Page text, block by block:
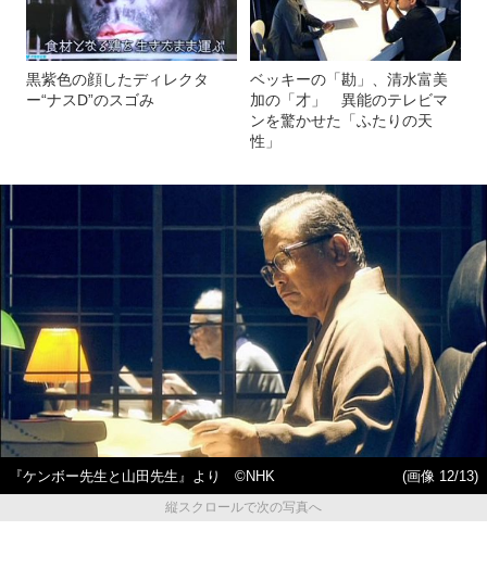
黒紫色の顔したディレクタ
ー“ナスD”のスゴみ
ベッキーの「勘」、清水富美
加の「才」 異能のテレビマ
ンを驚かせた「ふたりの天
性」
『ケンボー先生と山田先生』より ©NHK
(画像 12/13)
縦スクロールで次の写真へ